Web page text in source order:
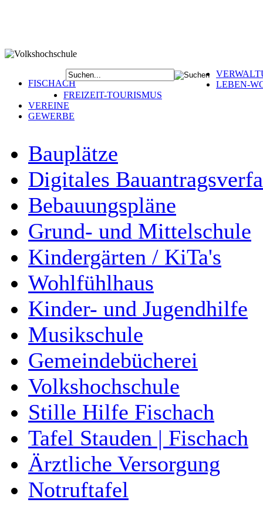
FISCHACH
LEBEN-
FREIZEIT-TOURISMUS
VEREINE
GEWERBE
Bauplätze
Digitales
Bebauungspläne
Grund- und Mittelschule
Kindergärten / KiTa's
Wohlfühlhaus
Kinder- und Jugendhilfe
Musikschule
Gemeindebücherei
Volkshochschule
Stille Hilfe Fischach
Tafel Stauden | Fischach
Ärztliche Versorgung
Notruftafel